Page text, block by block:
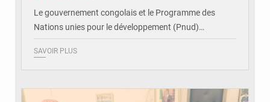
Le gouvernement congolais et le Programme des
Nations unies pour le développement (Pnud)…
SAVOIR PLUS